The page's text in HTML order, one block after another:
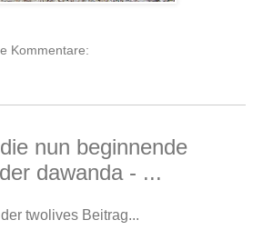
Kommentare:
nun beginnende
dawanda - ...
twolives Beitrag...